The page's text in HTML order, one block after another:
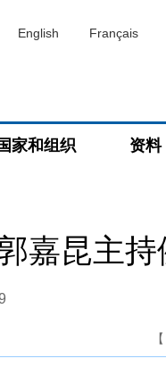
English Français
家和组织 资料
嘉昆主
【